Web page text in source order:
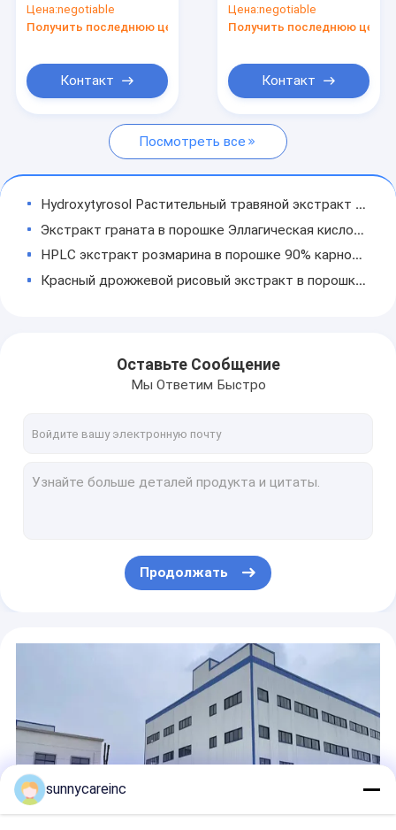
Ингредиенты питания животных
Добавки с омега-маслом
Порошок пищевых добавок
экстракт соло
пальмето порошок
Цена:negotiable
Получить последнюю цену
Контакт
пищевые добавки
Экстракт кореня
Цена:negotiable
Получить последнюю цену
Контакт
Посмотреть все
Hydroxytyrosol Растительный травяной экстракт CAS 10597-60-1 Экстракт оливкового листа Олевропеин в порошке
Экстракт граната в порошке Эллагическая кислота 20% 40% HPLC Гранатовый экстракт в порошке
HPLC экстракт розмарина в порошке 90% карнозовая кислота 98% розмариновая кислота 95% урсолевая кислота
Красный дрожжевой рисовый экстракт в порошке 0,8% 1,5% Ловастатин Монаскус Пурпуреус
CAS 81-27-6 Экстракт листьев сенны в порошке Cassia Angustifolia Sennosides A и B 20%
Лентинан 37339-90-5 Экстракт грибов шиитаке Lentinus Edodes Экстракт
HPLC Tribulus Terrestris экстракт порошок 55056-80-9 Общий сапонины 80% Tribulus P.E.
Похудение Пищевая добавка порошок 4% Фазолин Белый экстракт бобов для почек порошок
CAS 84012-40-8 Экстракт корня крапивницы в порошке Urtica Cannabina P. E 10%
Пищевая натуральная добавка из экстракта водорослей Ламинарин порошок CAS 9012-72-0
Сырье Добавка витамина D CAS 67-97-0 Холекальциферол Витамин D3 в порошке
CAS 303-98-0 Порошок для пищевых добавок Убихинон коэнзим Q10
Оставьте Сообщение
Мы Ответим Быстро
Продолжать
sunnycareinc